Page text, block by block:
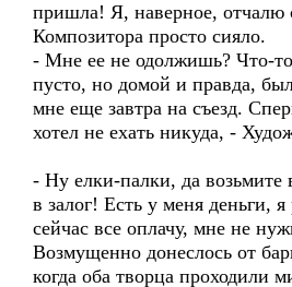
пришла! Я, наверное, отчалю
Композитора просто сияло.
- Мне ее не одолжишь? Что-
пусто, но домой и правда,
мне еще завтра на съезд.
хотел не ехать никуда, -
- Ну елки-палки, да возьмите
в залог! Есть у меня деньги,
сейчас все оплачу, мне не
Возмущенно донеслось от
когда оба творца проходили